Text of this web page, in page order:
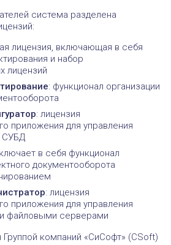
система разделена
лицензия, включающая в себя
и набор
лицензий
: функционал организации
: лицензия
приложения для управления
СУБД
в себя функционал
документооборота
: лицензия
приложения для управления
файловыми серверами
компаний «СиСофт» (CSoft)